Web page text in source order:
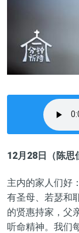
12月28日 （陈思
主内的家人们好
有圣母、 若瑟和
的贤惠持家，父
听命精神。我们